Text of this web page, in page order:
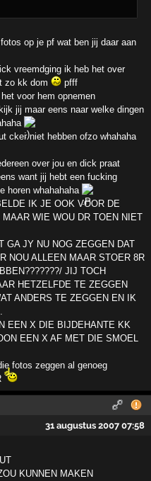
op je pf wat ben jij daar aan
vreemdging ik heb het over
zo kk dom
pfff
voor hem opnemen
jij maar eens naar welke dingen
cker niet hebben ofzo whahaha
over jou en dick praat
want jij hebt een fucking
horen whahahaha
IK JE OOK VOOR DE
WIE WOU DR TOEN NIET
GA JY NU NOG ZEGGEN DAT
NOU ALLEEN MAAR STOER 8R
JIJ TOCH
HETZELFDE TE ZEGGEN
ANDERS TE ZEGGEN EN IK
EEN X DIE BIJDEHANTE KK
EEN X AF MET DIE SMOEL
fotos zeggen al genoeg
31 augustus 2007 07:58
KUNNEN MAKEN